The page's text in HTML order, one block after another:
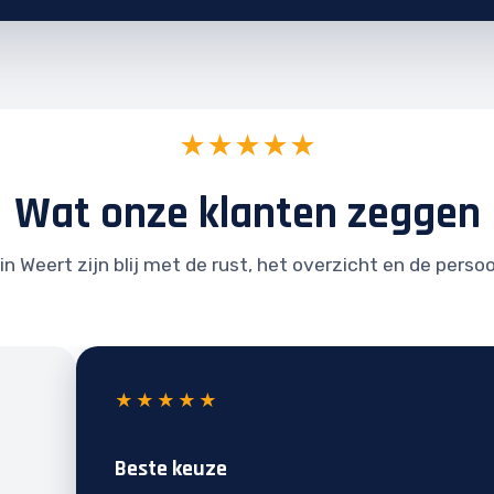
★★★★★
Wat onze klanten zeggen
Weert zijn blij met de rust, het overzicht en de
★★★★★
Beste keuze